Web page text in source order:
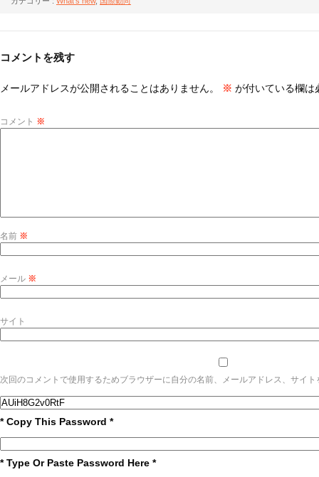
コメントを残す
メールアドレスが公開されることはありません。 ※ が付いている欄は
コメント ※
名前 ※
メール ※
サイト
次回のコメントで使用するためブラウザーに自分の名前、メールアドレス、サイト
* Copy This Password *
* Type Or Paste Password Here *